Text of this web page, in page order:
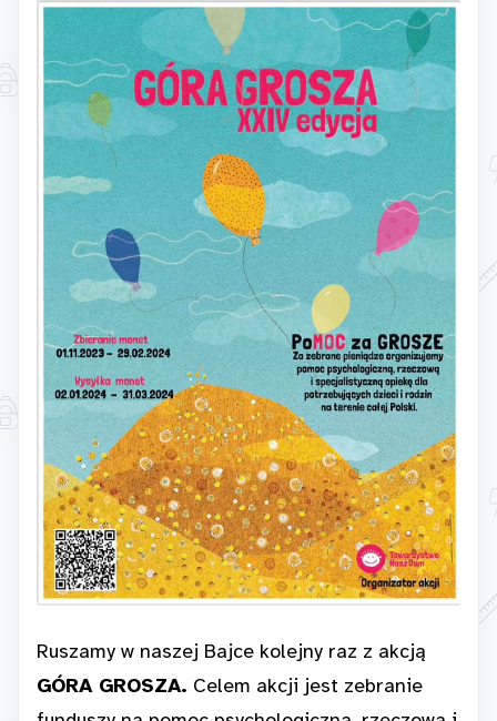
Ruszamy w naszej Bajce kolejny raz z akcją
GÓRA GROSZA. Celem akcji jest zebranie